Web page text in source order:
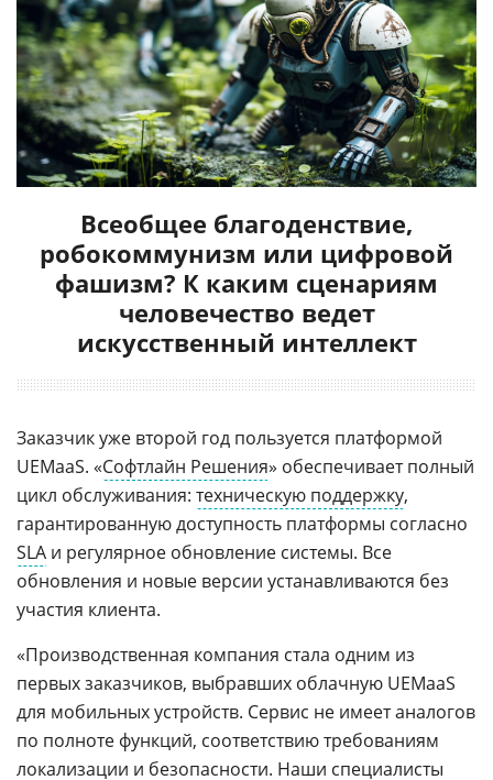
Всеобщее благоденствие,
робокоммунизм или цифровой
фашизм? К каким сценариям
человечество ведет
искусственный интеллект
Заказчик уже второй год пользуется платформой
UEMaaS. «Софтлайн Решения» обеспечивает полный
цикл обслуживания: техническую поддержку,
гарантированную доступность платформы согласно
SLA и регулярное обновление системы. Все
обновления и новые версии устанавливаются без
участия клиента.
«Производственная компания стала одним из
первых заказчиков, выбравших облачную UEMaaS
для мобильных устройств. Сервис не имеет аналогов
по полноте функций, соответствию требованиям
локализации и безопасности. Наши специалисты